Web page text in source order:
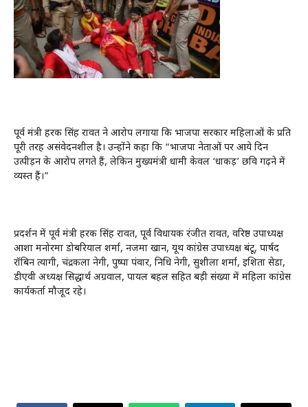
पूर्व मंत्री हरक सिंह रावत ने आरोप लगाया कि भाजपा सरकार महिलाओं के प्रति
पूरी तरह असंवेदनशील है। उन्होंने कहा कि “भाजपा नेताओं पर आये दिन
उत्पीड़न के आरोप लगते हैं, लेकिन मुख्यमंत्री धामी केवल ‘धाकड़’ छवि गढ़ने में
व्यस्त हैं।”
प्रदर्शन में पूर्व मंत्री हरक सिंह रावत, पूर्व विधायक रंजीत रावत, वरिष्ठ उपाध्यक्ष
आशा मनोरमा डोबरियाल शर्मा, नजमा खान, यूथ कांग्रेस उपाध्यक्ष बंटू, पार्षद
रॉबिन त्यागी, चंद्रकला नेगी, पुष्पा पंवार, निधि नेगी, सुशीला शर्मा, इशिता सेडा,
डीएवी अध्यक्ष सिद्धार्थ अग्रवाल, पायल बहल सहित बड़ी संख्या में महिला कांग्रेस
कार्यकर्ता मौजूद रहे।